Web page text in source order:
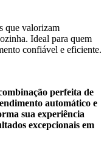
que valorizam
Ideal para quem
confiável e eficiente.
perfeita de
automático e
sua experiência
excepcionais em